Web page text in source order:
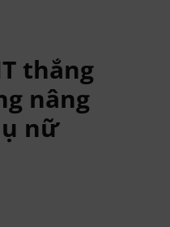
thắng
nâng
nữ